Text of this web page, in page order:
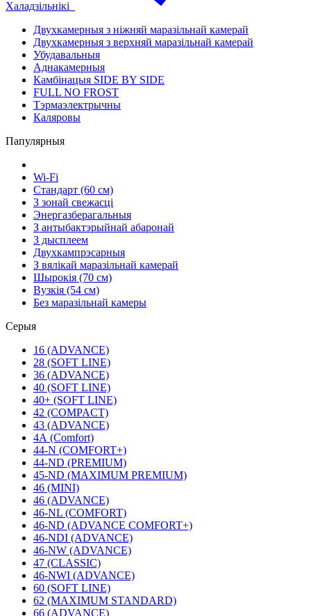
Халадзільнікі
Двухкамерныя з ніжняй маразільнай камерай
Двухкамерныя з верхняй маразільнай камерай
Убудавальныя
Аднакамерныя
Камбінацыя SIDE BY SIDE
FULL NO FROST
Тэрмаэлектрычны
Каляровы
Папулярныя
Wi-Fi
Стандарт (60 см)
З зонай свежасці
Энергазберагальныя
З антыбактэрыйнай абаронай
З дысплеем
Двухкампрэсарныя
З вялікай маразільнай камерай
Шырокія (70 см)
Вузкія (54 см)
Без маразільнай камеры
Серыя
16 (ADVANCE)
28 (SOFT LINE)
36 (ADVANCE)
40 (SOFT LINE)
40+ (SOFT LINE)
42 (COMPACT)
43 (ADVANCE)
4А (Comfort)
44-N (COMFORT+)
44-ND (PREMIUM)
45-ND (MAXIMUM PREMIUM)
46 (MINI)
46 (ADVANCE)
46-NL (COMFORT)
46-ND (ADVANCE COMFORT+)
46-NDI (ADVANCE)
46-NW (ADVANCE)
47 (CLASSIC)
46-NWI (ADVANCE)
60 (SOFT LINE)
62 (MAXIMUM STANDARD)
66 (ADVANCE)